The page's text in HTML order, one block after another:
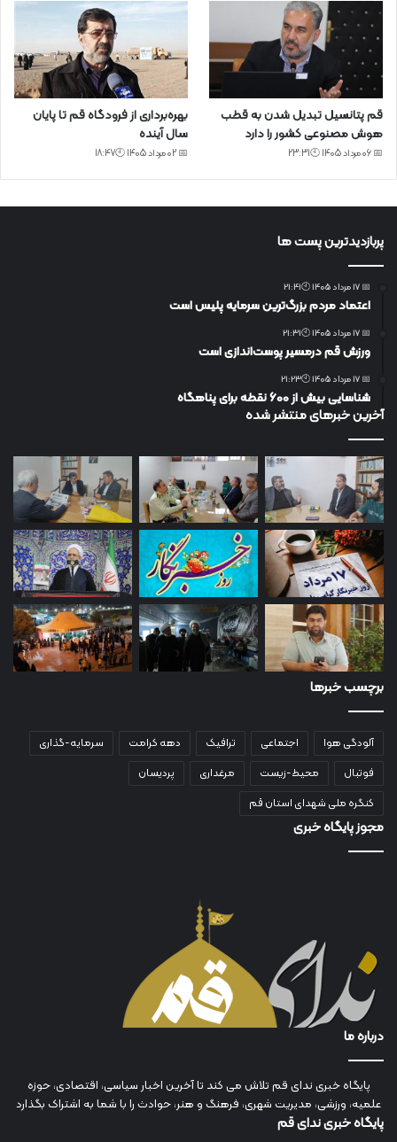
قم پتانسیل تبدیل شدن به قطب
هوش مصنوعی کشور را دارد
📅 06 مرداد 1405 🕙23:31
بهره‌برداری از فرودگاه قم تا پایان
سال آینده
📅 02 مرداد 1405 🕙18:47
پربازدیدترین پست ها
📅 17 مرداد 1405 🕙21:41
اعتماد مردم بزرگ‌ترین سرمایه پلیس است
📅 17 مرداد 1405 🕙21:31
ورزش قم درمسیر پوست‌اندازی است
📅 17 مرداد 1405 🕙21:23
شناسایی بیش از ۶۰۰ نقطه برای پناهگاه
آخرین خبرهای منتشر شده
برچسب خبرها
آلودگی هوا اجتماعی ترافیک دهه کرامت
سرمایه-گذاری
فوتبال
محیط-زیست مرغداری
پردیسان
کنگره ملی شهدای استان قم
مجوز پایگاه خبری
درباره ما
پایگاه خبری ندای قم تلاش می کند تا آخرین اخبار سیاسی، اقتصادی، حوزه
علمیه، ورزشی، مدیریت شهری، فرهنگ و هنر، حوادث را با شما به اشتراک بگذارد
پایگاه خبری ندای قم